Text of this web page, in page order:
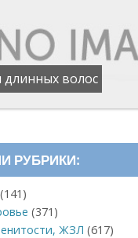
длинных волос
РУБРИКИ:
(141)
(371)
ЖЗЛ (617)